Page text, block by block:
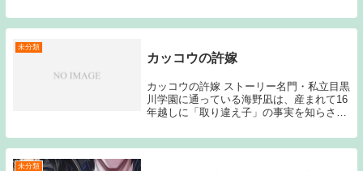
Source: あ...
未分類
カッコウの許嫁
カッコウの許嫁 ストーリー名門・私立目黒
川学園に通っている海野凪は、産まれて16
年越しに「取り違え子」の事実を知らされ
ら許嫁に会いに行くという天野エリカと偶
然出会い、彼氏のフリをしてほしいと半ば
未分類